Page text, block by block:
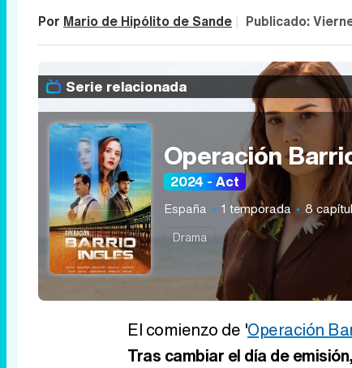
Por Mario de Hipólito de Sande | Publicado:
Serie relacionada
Operación
2024 - Act
España 1 temporada 8
Drama
El comienzo de 'Operación
Tras cambiar el día de